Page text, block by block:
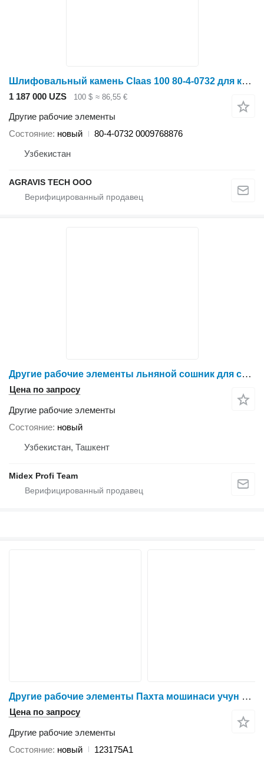
Шлифовальный камень Claas 100 80-4-0732 для кормоуборочного комбайна Claas Jaguar 830-880
1 187 000 UZS 100 $ ≈ 86,55 €
Другие рабочие элементы
Состояние новый
80-4-0732 0009768876
Узбекистан
AGRAVIS TECH ООО
Другие рабочие элементы льняной сошник для сеялки СПУ- 4Л
Цена по запросу
Другие рабочие элементы
Состояние новый
Узбекистан, Ташкент
Midex Profi Team
Другие рабочие элементы Пахта мошинаси учун 123175A1 для хлопкоуборочного комбайна Доффер
Цена по запросу
Другие рабочие элементы
Состояние новый 123175A1